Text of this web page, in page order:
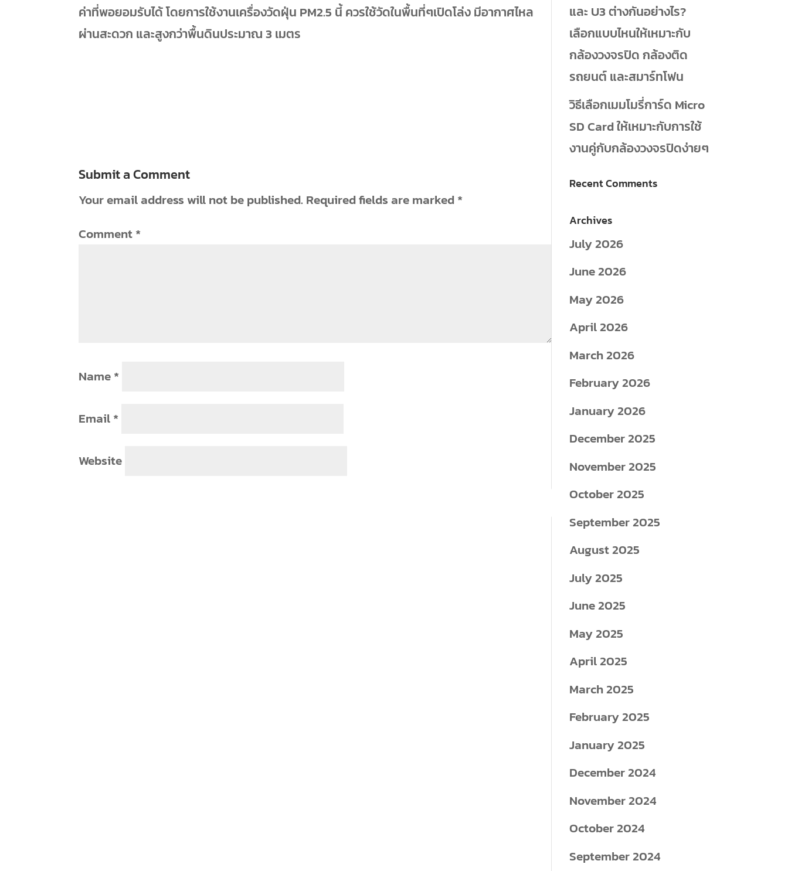
ค่าที่พอยอมรับได้ โดยการใช้งานเครื่องวัดฝุ่น PM2.5 นี้ ควรใช้วัดในพื้นที่ๆเปิดโล่ง มีอากาศไหล
ผ่านสะดวก และสูงกว่าพื้นดินประมาณ 3 เมตร
Submit a Comment
Your email address will not be published. Required fields are marked*
Comment*
Name*
Email*
Website
และ U3 ต่างกันอย่างไร?
เลือกแบบไหนให้เหมาะกับ
กล้องวงจรปิด กล้องติด
รถยนต์ และสมาร์ทโฟน
วิธีเลือกเมมโมรี่การ์ด Micro
SD Card ให้เหมาะกับการใช้
งานคู่กับกล้องวงจรปิดง่ายๆ
Recent Comments
Archives
July 2026
June 2026
May 2026
April 2026
March 2026
February 2026
January 2026
December 2025
November 2025
October 2025
September 2025
August 2025
July 2025
June 2025
May 2025
April 2025
March 2025
February 2025
January 2025
December 2024
November 2024
October 2024
September 2024